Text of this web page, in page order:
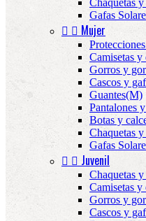
Chaquetas
Gafas
  Mujer
Camisetas
Gorros y
Cascos y
Guantes(M)
Pantalones
Botas y
Chaquetas
Gafas
  Juvenil
Chaquetas y
Camisetas y
Gorros y
Cascos y